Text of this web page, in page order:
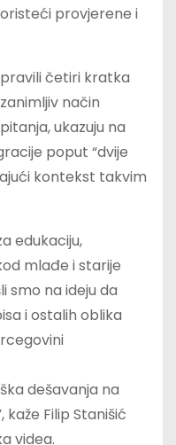
provjerene i
četiri kratka
način
ukazuju na
poput “dvije
kontekst takvim
edukaciju,
mlađe i starije
smo na ideju da
i ostalih oblika
dešavanja na
Filip Stanišić
videa.